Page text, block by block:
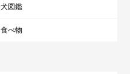
犬図鑑
食べ物